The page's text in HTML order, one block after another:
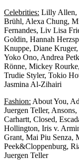
Celebrities: Lilly Allen,
Brühl, Alexa Chung,
Fernandes, Liv Lisa
Goldin, Hannah
Knuppe, Diane
Yoko Ono, Andrea
Rönne, Mickey
Trudie Styler, Tokio
Jasmina Al-Zihairi
Fashion: About You,
Juergen Teller,
Carhartt, Closed,
Hollington, Iris v.
Grant, Mai Piu Senza,
Peek&Cloppenburg,
Juergen Teller